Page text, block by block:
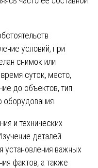
условий, при
снимок или
суток, место,
до объектов, тип
оборудования.
и технических
деталей
установления важных
фактов, а также